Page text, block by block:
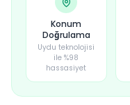
Konum
Doğrulama
Uydu teknolojisi
ile %98
hassasiyet